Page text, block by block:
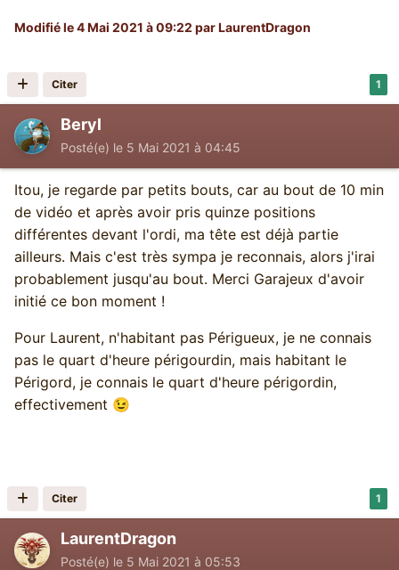
Modifiéle 4 Mai 2021 à 09:22 par LaurentDragon
1
Citer
Beryl
Posté(e) le 5 Mai 2021 à 04:45
Itou, je regarde par petits bouts, car au bout de 10 min
de vidéo et après avoir pris quinze positions
différentes devant l'ordi, ma tête est déjà partie
ailleurs. Mais c'est très sympa je reconnais, alors j'irai
probablement jusqu'au bout. Merci Garajeux d'avoir
initié ce bon moment !
Pour Laurent, n'habitant pas Périgueux, je ne connais
pas le quart d'heure périgourdin, mais habitant le
Périgord, je connais le quart d'heure périgordin,
effectivement 😉
1
Citer
LaurentDragon
Posté(e) le 5 Mai 2021 à 05:53